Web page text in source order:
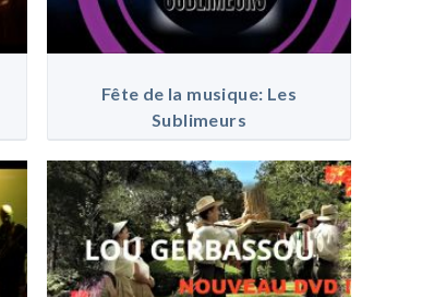
Fête de la musique: Les
Sublimeurs